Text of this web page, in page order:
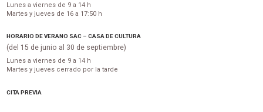
Lunes a viernes de 9 a 14 h
Martes y jueves de 16 a 17:50 h
HORARIO DE VERANO SAC – CASA DE CULTURA
(del 15 de junio al 30 de septiembre)
Lunes a viernes de 9 a 14 h
Martes y jueves cerrado por la tarde
CITA PREVIA